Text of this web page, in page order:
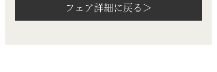
フェア詳細に戻る＞